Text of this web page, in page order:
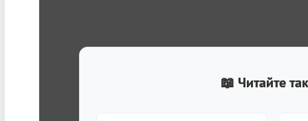
📖 Читайте